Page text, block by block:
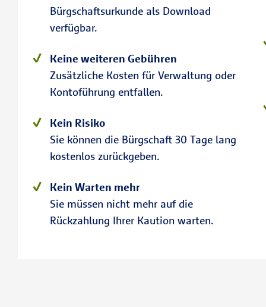
Bürgschaftsurkunde als Download
verfügbar.
Keine weiteren Gebühren
Zusätzliche Kosten für Verwaltung oder
Kontoführung entfallen.
Kein Risiko
Sie können die Bürgschaft 30 Tage lang
kostenlos zurückgeben.
Kein Warten mehr
Sie müssen nicht mehr auf die
Rückzahlung Ihrer Kaution warten.